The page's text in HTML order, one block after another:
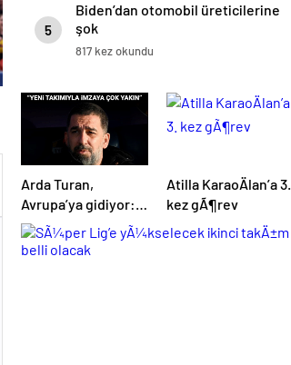
5
Biden’dan otomobil üreticilerine
şok
817 kez okundu
Arda Turan,
Avrupa’ya gidiyor:
BÃ¼yÃ¼k
Ã¶lÃ§Ã¼de
Atilla KaraoÄlan’a 3.
kez gÃ¶rev